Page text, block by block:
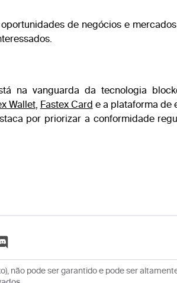
de negócios e
na vanguarda da tecnologia
Wallet, Fastex Card e a plataforma de
por priorizar a conformidade
não pode ser garantido e pode ser altamente